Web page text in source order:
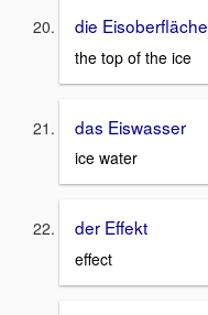
die Eisoberfläche
the top of the ice
das Eiswasser
ice water
der Effekt
effect